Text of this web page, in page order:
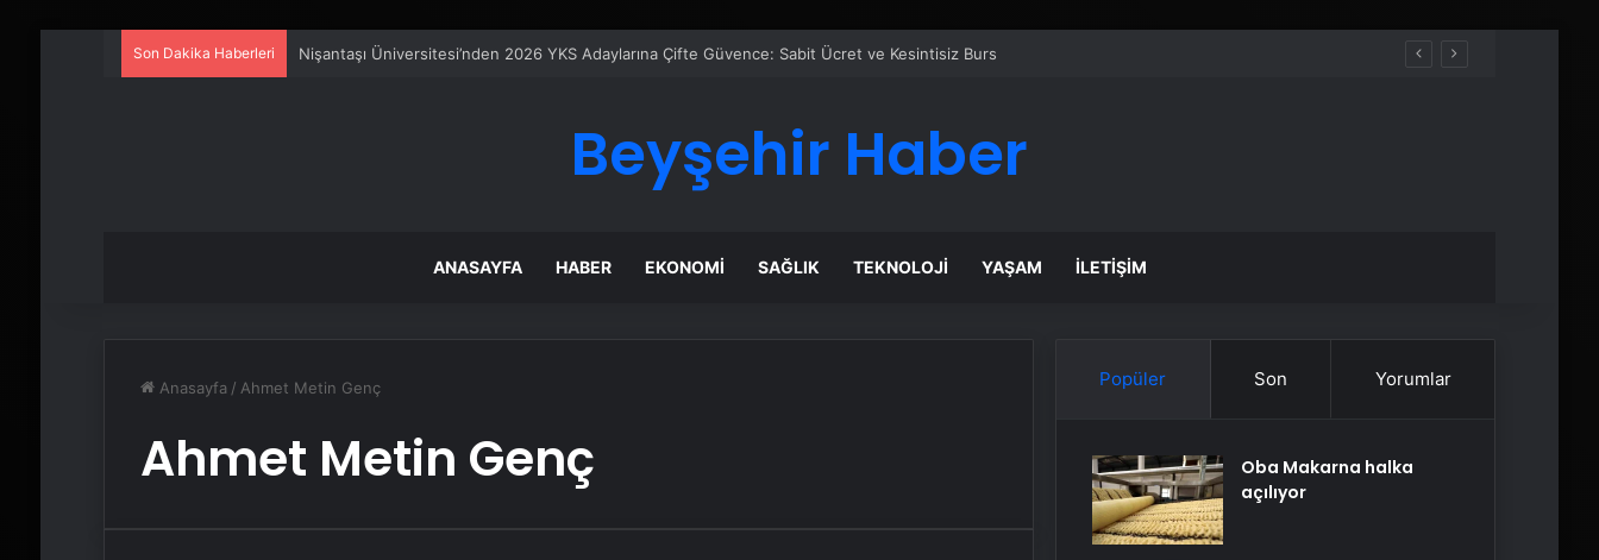
Son Dakika Haberleri Nişantaşı Üniversitesi’nden 2026 YKS Adaylarına Çifte Güvence: Sabit Ücret ve Kesintisiz Burs
Beyşehir Haber
ANASAYFA HABER EKONOMI SAĞLIK TEKNOLOJI YAŞAM İLETIŞIM
Anasayfa / Ahmet Metin Genç
Ahmet Metin Genç
Popüler Son Yorumlar
Oba Makarna halka
açılıyor